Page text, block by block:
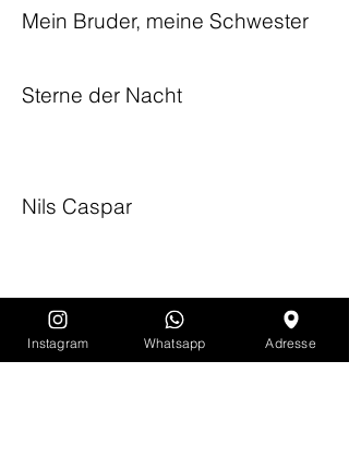
Mein Bruder, meine Schwester
Sterne der Nacht
Nils Caspar
Impressum Kontakt
Instagram Whatsapp Adresse